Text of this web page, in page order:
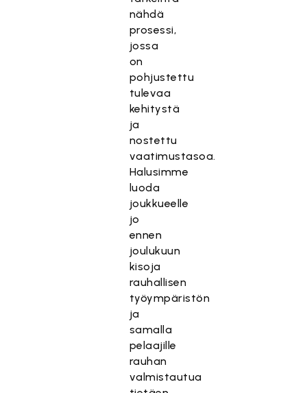
nähdä
prosessi,
jossa
on
pohjustettu
tulevaa
kehitystä
ja
nostettu
vaatimustasoa.
Halusimme
luoda
joukkueelle
jo
ennen
joulukuun
kisoja
rauhallisen
työympäristön
ja
samalla
pelaajille
rauhan
valmistautua